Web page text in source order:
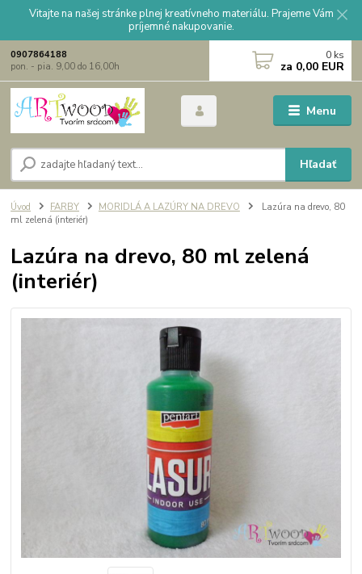
Vitajte na našej stránke plnej kreatívneho materiálu. Prajeme Vám
príjemné nakupovanie.
Menu
Hľadať
0907864188
pon. - pia. 9,00 do 16,00h
0 ks
za 0,00 EUR
Úvod FARBY MORIDLÁ A LAZÚRY NA DREVO
Lazúra na drevo, 80
ml zelená (interiér)
Lazúra na drevo, 80 ml zelená
(interiér)